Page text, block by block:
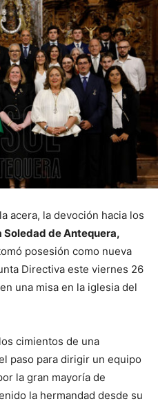
acera, la devoción hacia los
Soledad de Antequera,
posesión como nueva
Directiva este viernes 26
una misa en la iglesia del
cimientos de una
paso para dirigir un equipo
la gran mayoría de
la hermandad desde su